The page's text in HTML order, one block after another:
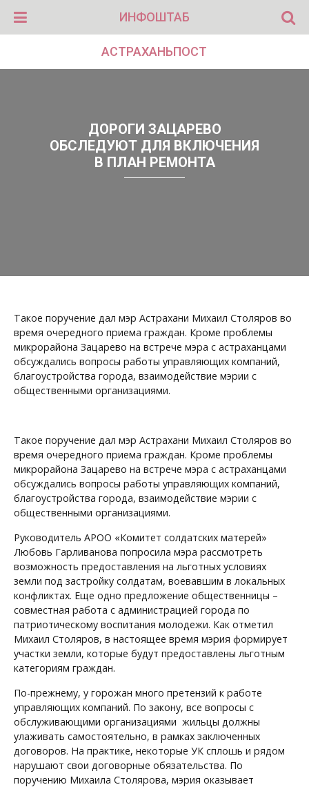
ИНФОШТАБ
АСТРАХАНЬПОСТ
ДОРОГИ ЗАЦАРЕВО
ОБСЛЕДУЮТ ДЛЯ ВКЛЮЧЕНИЯ
В ПЛАН РЕМОНТА
Такое поручение дал мэр Астрахани Михаил Столяров во
время очередного приема граждан. Кроме проблемы
микрорайона Зацарево на встрече мэра с астраханцами
обсуждались вопросы работы управляющих компаний,
благоустройства города, взаимодействие мэрии с
общественными организациями.
Такое поручение дал мэр Астрахани Михаил Столяров во
время очередного приема граждан. Кроме проблемы
микрорайона Зацарево на встрече мэра с астраханцами
обсуждались вопросы работы управляющих компаний,
благоустройства города, взаимодействие мэрии с
общественными организациями.
Руководитель АРОО «Комитет солдатских матерей»
Любовь Гарливанова попросила мэра рассмотреть
возможность предоставления на льготных условиях
земли под застройку солдатам, воевавшим в локальных
конфликтах. Еще одно предложение общественницы –
совместная работа с администрацией города по
патриотическому воспитания молодежи. Как отметил
Михаил Столяров, в настоящее время мэрия формирует
участки земли, которые будут предоставлены льготным
категориям граждан.
По-прежнему, у горожан много претензий к работе
управляющих компаний. По закону, все вопросы с
обслуживающими организациями жильцы должны
улаживать самостоятельно, в рамках заключенных
договоров. На практике, некоторые УК сплошь и рядом
нарушают свои договорные обязательства. По
поручению Михаила Столярова, мэрия оказывает